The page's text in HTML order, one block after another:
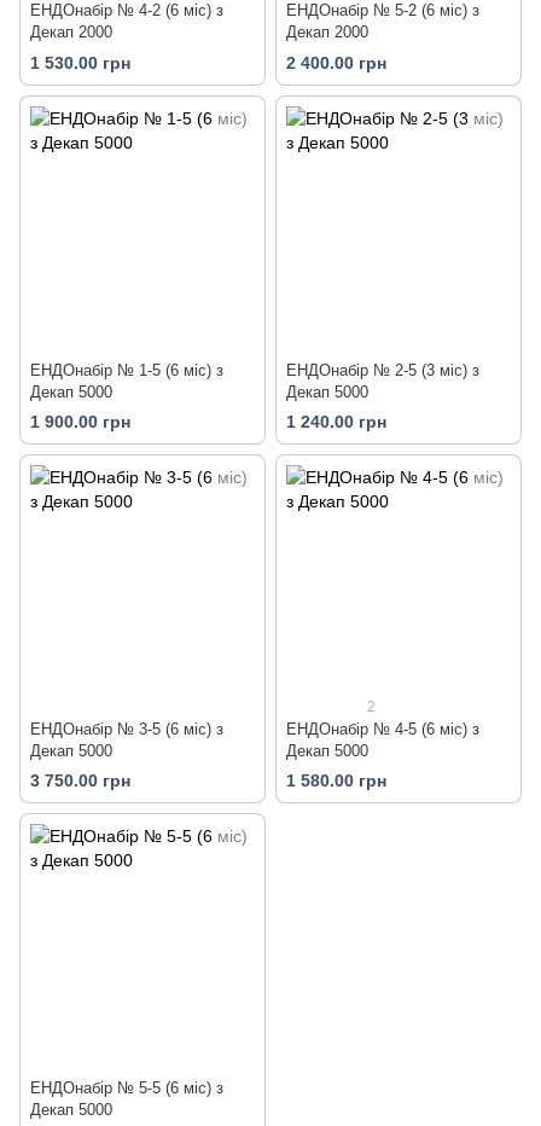
ЕНДОнабір № 4-2 (6 міс) з
Декап 2000
1 530.00 грн
ЕНДОнабір № 5-2 (6 міс) з
Декап 2000
2 400.00 грн
ЕНДОнабір № 1-5 (6 міс) з
Декап 5000
1 900.00 грн
ЕНДОнабір № 2-5 (3 міс) з
Декап 5000
1 240.00 грн
ЕНДОнабір № 3-5 (6 міс) з
Декап 5000
3 750.00 грн
2
ЕНДОнабір № 4-5 (6 міс) з
Декап 5000
1 580.00 грн
ЕНДОнабір № 5-5 (6 міс) з
Декап 5000